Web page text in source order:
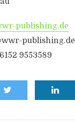
publishing.de
publishing.de
9553589